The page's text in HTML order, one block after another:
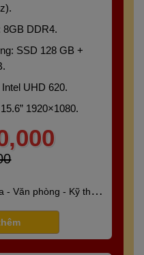
8GB DDR4.
SSD 128 GB +
UHD 620.
1920×1080.
- Văn phòng - Kỹ thuật